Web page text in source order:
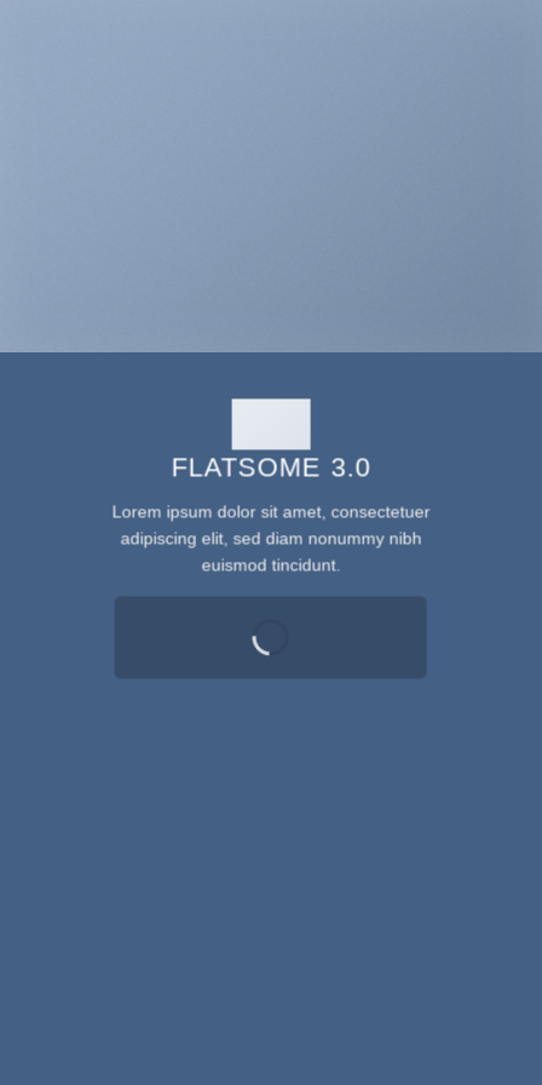
FLATSOME 3.0
Lorem ipsum dolor sit amet, consectetuer
adipiscing elit, sed diam nonummy nibh
euismod tincidunt.